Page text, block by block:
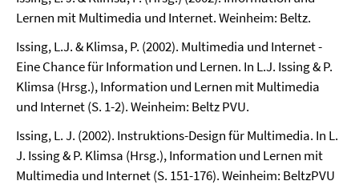
Lernen mit Multimedia und Internet. Weinheim: Beltz.
Issing, L.J. & Klimsa, P. (2002). Multimedia und Internet -
Eine Chance für Information und Lernen. In L.J. Issing & P.
Klimsa (Hrsg.), Information und Lernen mit Multimedia
und Internet (S. 1-2). Weinheim: Beltz PVU.
Issing, L. J. (2002). Instruktions-Design für Multimedia. In L.
J. Issing & P. Klimsa (Hrsg.), Information und Lernen mit
Multimedia und Internet (S. 151-176). Weinheim: BeltzPVU